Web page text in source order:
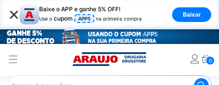
× Baixe o APP e ganhe 5% OFF!
Use o cupom APP5 na primeira compra
Baixar
0